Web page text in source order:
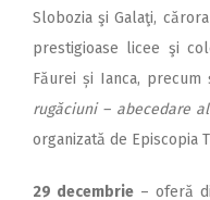
Slobozia şi Galaţi,
prestigioase licee şi
Făurei și Ianca,
rugăciuni – abecedare
organizată de Epis­copia
29 decembrie – oferă